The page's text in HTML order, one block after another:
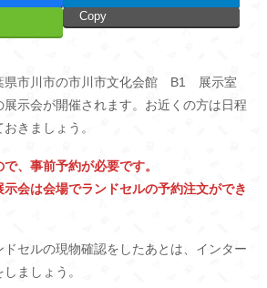
Copy
県市川市の市川市文化会館 B1 展示室
示会が開催されます。お近くの方は日程
きましょう。
、事前予約が必要です。
会は会場でランドセルの予約注文ができ
セルの現物確認をしたあとは、インター
ましょう。